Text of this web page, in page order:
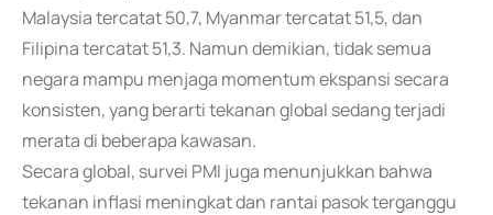
Malaysia tercatat 50,7, Myanmar tercatat 51,5, dan
Filipina tercatat 51,3. Namun demikian, tidak semua
negara mampu menjaga momentum ekspansi secara
konsisten, yang berarti tekanan global sedang terjadi
merata di beberapa kawasan.
Secara global, survei PMI juga menunjukkan bahwa
tekanan inflasi meningkat dan rantai pasok terganggu